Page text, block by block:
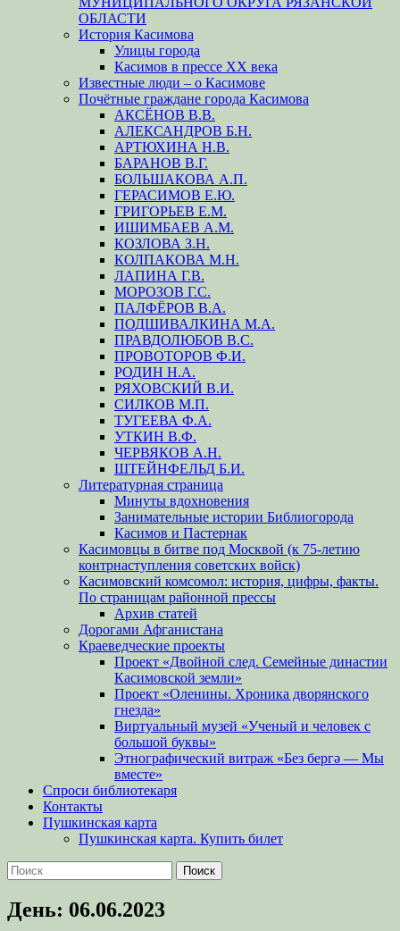
ОБЛАСТИ
История Касимова
Улицы города
Касимов в прессе XX века
Известные люди – о Касимове
Почётные граждане города Касимова
АКСЁНОВ В.В.
АЛЕКСАНДРОВ Б.Н.
АРТЮХИНА Н.В.
БАРАНОВ В.Г.
БОЛЬШАКОВА А.П.
ГЕРАСИМОВ Е.Ю.
ГРИГОРЬЕВ Е.М.
ИШИМБАЕВ А.М.
КОЗЛОВА З.Н.
КОЛПАКОВА М.Н.
ЛАПИНА Г.В.
МОРОЗОВ Г.С.
ПАЛФЁРОВ В.А.
ПОДШИВАЛКИНА М.А.
ПРАВДОЛЮБОВ В.С.
ПРОВОТОРОВ Ф.И.
РОДИН Н.А.
РЯХОВСКИЙ В.И.
СИЛКОВ М.П.
ТУГЕЕВА Ф.А.
УТКИН В.Ф.
ЧЕРВЯКОВ А.Н.
ШТЕЙНФЕЛЬД Б.И.
Литературная страница
Минуты вдохновения
Занимательные истории Библиогорода
Касимов и Пастернак
Касимовцы в битве под Москвой (к 75-летию
контрнаступления советских войск)
Касимовский комсомол: история, цифры, факты.
По страницам районной прессы
Архив статей
Дорогами Афганистана
Краеведческие проекты
Проект «Двойной след. Семейные династии
Касимовской земли»
Проект «Оленины. Хроника дворянского
гнезда»
Виртуальный музей «Ученый и человек с
большой буквы»
Этнографический витраж «Без бергə — Мы
вместе»
Спроси библиотекаря
Контакты
Пушкинская карта
Пушкинская карта. Купить билет
Поиск
Найти:
День: 06.06.2023